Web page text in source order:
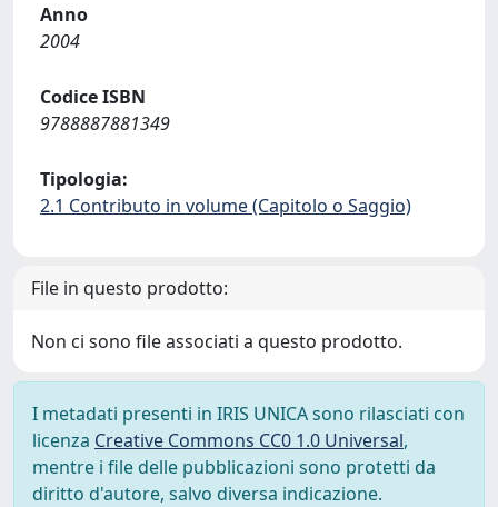
Anno
2004
Codice ISBN
9788887881349
Tipologia:
2.1 Contributo in volume (Capitolo o Saggio)
File in questo prodotto:
Non ci sono file associati a questo prodotto.
I metadati presenti in IRIS UNICA sono rilasciati con
licenza Creative Commons CC0 1.0 Universal,
mentre i file delle pubblicazioni sono protetti da
diritto d'autore, salvo diversa indicazione.